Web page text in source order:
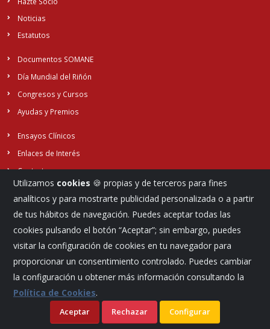
Noticias
Estatutos
Documentos SOMANE
Día Mundial del Riñón
Congresos y Cursos
Ayudas y Premios
Ensayos Clínicos
Enlaces de Interés
Contacto
Síguenos...
©Sociedad Madrileña de Nefrología
Política de cookies
Utilizamos cookies 🍪 propias y de terceros para fines
analíticos y para mostrarte publicidad personalizada o a partir
de tus hábitos de navegación. Puedes aceptar todas las
cookies pulsando el botón “Aceptar”; sin embargo, puedes
visitar la configuración de cookies en tu navegador para
proporcionar un consentimiento controlado. Puedes cambiar
la configuración u obtener más información consultando la
Política de Cookies.
Aceptar Rechazar Configurar